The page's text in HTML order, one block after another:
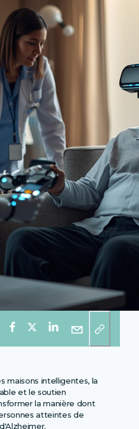
maisons intelligentes, la
et le soutien
la manière dont
atteintes de